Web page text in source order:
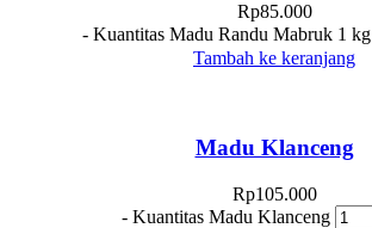
Rp85.000
- Kuantitas Madu Randu Mabruk 1 kg
Tambah ke keranjang
Madu Klanceng
Rp105.000
- Kuantitas Madu Klanceng